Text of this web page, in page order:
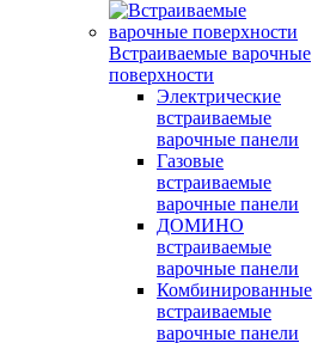
Встраиваемые варочные
поверхности
Электрические
встраиваемые
варочные панели
Газовые
встраиваемые
варочные панели
ДОМИНО
встраиваемые
варочные панели
Комбинированные
встраиваемые
варочные панели